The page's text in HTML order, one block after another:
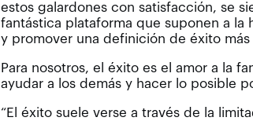
estos galardones con satisfacción, se
fantástica plataforma que suponen a la
y promover una definición de éxito
Para nosotros, el éxito es el amor a la
ayudar a los demás y hacer lo posible
“El éxito suele verse a través de la